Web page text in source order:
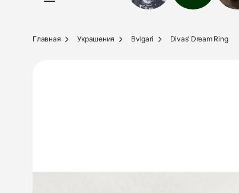
Главная Украшения Bvlgari Divas’ Dream Ring